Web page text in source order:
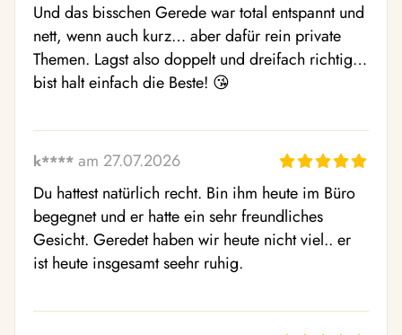
Und das bisschen Gerede war total entspannt und
nett, wenn auch kurz… aber dafür rein private
Themen. Lagst also doppelt und dreifach richtig…
bist halt einfach die Beste! 😘
k**** am 27.07.2026
Du hattest natürlich recht. Bin ihm heute im Büro
begegnet und er hatte ein sehr freundliches
Gesicht. Geredet haben wir heute nicht viel.. er
ist heute insgesamt seehr ruhig.